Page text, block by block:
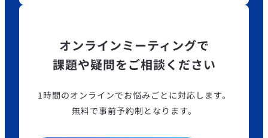
オンラインミーティングで
課題や疑問をご相談ください
1時間のオンラインでお悩みごとに対応します。
無料で事前予約制となります。